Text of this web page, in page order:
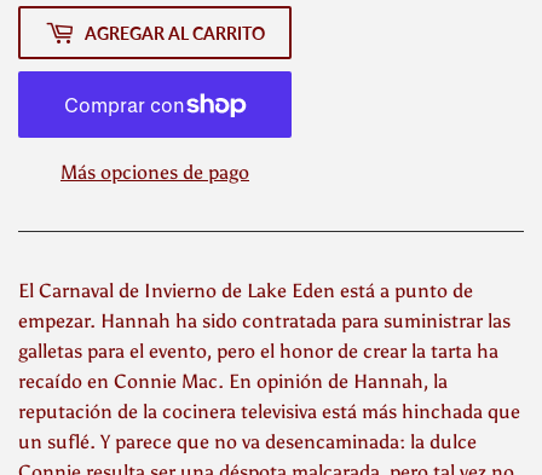
AGREGAR AL CARRITO
Más opciones de pago
El Carnaval de Invierno de Lake Eden está a punto de
empezar. Hannah ha sido contratada para suministrar las
galletas para el evento, pero el honor de crear la tarta ha
recaído en Connie Mac. En opinión de Hannah, la
reputación de la cocinera televisiva está más hinchada que
un suflé. Y parece que no va desencaminada: la dulce